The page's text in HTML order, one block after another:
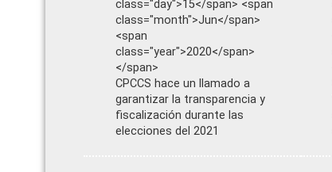
class="day">15</span> <span
class="month">Jun</span>
<span
class="year">2020</span>
</span>
CPCCS hace un llamado a
garantizar la transparencia y
fiscalización durante las
elecciones del 2021